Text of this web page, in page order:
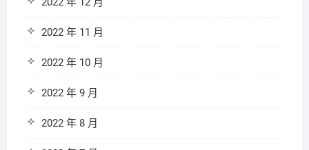
2022 年 11 月
2022 年 10 月
2022 年 9 月
2022 年 8 月